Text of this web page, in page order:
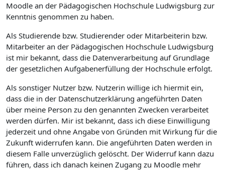
Moodle an der Pädagogischen Hochschule Ludwigsburg zur
Kenntnis genommen zu haben.
Als Studierende bzw. Studierender oder Mitarbeiterin bzw.
Mitarbeiter an der Pädagogischen Hochschule Ludwigsburg
ist mir bekannt, dass die Datenverarbeitung auf Grundlage
der gesetzlichen Aufgabenerfüllung der Hochschule erfolgt.
Als sonstiger Nutzer bzw. Nutzerin willige ich hiermit ein,
dass die in der Datenschutzerklärung angeführten Daten
über meine Person zu den genannten Zwecken verarbeitet
werden dürfen. Mir ist bekannt, dass ich diese Einwilligung
jederzeit und ohne Angabe von Gründen mit Wirkung für die
Zukunft widerrufen kann. Die angeführten Daten werden in
diesem Falle unverzüglich gelöscht. Der Widerruf kann dazu
führen, dass ich danach keinen Zugang zu Moodle mehr